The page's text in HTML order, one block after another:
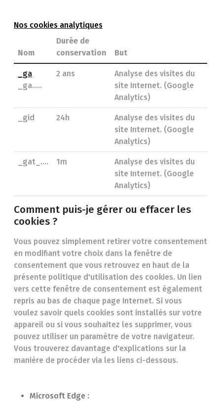
Nos cookies analytiques
Nom
Durée de
conservation
But
_ga
_ga.....
2 ans
Analyse des visites du
site Internet. (Google
Analytics)
_gid 24h
Analyse des visites du
site Internet. (Google
Analytics)
_gat_.... 1m
Analyse des visites du
site Internet. (Google
Analytics)
Comment puis-je gérer ou effacer les
cookies ?
Vous pouvez simplement retirer votre consentement
en modifiant votre choix dans la fenêtre de
consentement que vous retrouvez en haut de la
présente politique d'utilisation des cookies. Un lien
vers cette fenêtre de consentement est également
repris au bas de chaque page Internet. Si vous
voulez savoir quels cookies sont installés sur votre
appareil ou si vous souhaitez les supprimer, vous
pouvez utiliser un paramètre de votre navigateur.
Vous trouverez davantage d'explications sur la
manière de procéder via les liens ci-dessous.
Microsoft Edge :